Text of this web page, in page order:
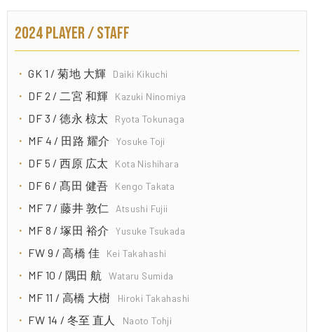
2024 PLAYER / STAFF
GK 1 / 菊地 大輝 Daiki Kikuchi
DF 2 / 二宮 和輝 Kazuki Ninomiya
DF 3 / 徳永 椋太 Ryota Tokunaga
MF 4 / 田路 耀介 Yosuke Toji
DF 5 / 西原 広太 Kota Nishihara
DF 6 / 髙田 健吾 Kengo Takata
MF 7 / 藤井 敦仁 Atsushi Fujii
MF 8 / 塚田 裕介 Yusuke Tsukada
FW 9 / 高橋 佳 Kei Takahashi
MF 10 / 隅田 航 Wataru Sumida
MF 11 / 高橋 大樹 Hiroki Takahashi
FW 14 / 冬至 直人 Naoto Tohji